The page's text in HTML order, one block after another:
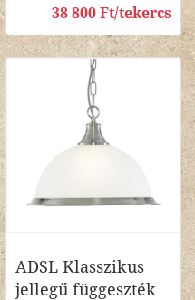
38 800 Ft/tekercs
ADSL Klasszikus
jellegű függeszték